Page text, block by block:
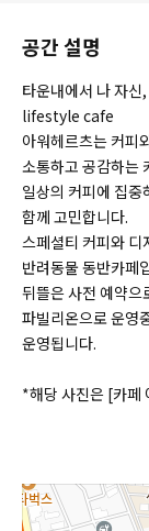
공간 설명
타운내에서 나 자
lifestyle cafe
아워헤르츠는 커피
소통하고 공감하는
일상의 커피에 집
함께 고민합니다.
스페셜티 커피와 디
반려동물 동반카페
뒤뜰은 사전 예약으
파빌리온으로 운영
운영됩니다.
*해당 사진은 [카페